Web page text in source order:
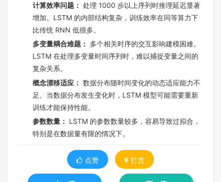
计算效率问题： 处理 1000 步以上序列时推理延迟显著
增加。LSTM 的内部结构复杂，训练效率在同等算力下
比传统 RNN 低很多​。​
多变量耦合难题： 多个相关时序的交互影响建模困难。
LSTM 在处理多变量时间序列时，难以捕捉变量之间的
复杂关系​。​
概念漂移适应： 数据分布随时间变化的动态适应能力不
足。当数据分布发生变化时，LSTM 模型可能需要重新
训练才能保持性能​。​
参数数量： LSTM 的参数数量较多，容易导致过拟合，
特别是在数据量有限的情况下。
点赞 打赏